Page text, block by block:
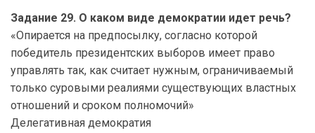
Задание 29. О каком виде демократии идет речь?
«Опирается на предпосылку, согласно которой
победитель президентских выборов имеет право
управлять так, как считает нужным, ограничиваемый
только суровыми реалиями существующих властных
отношений и сроком полномочий»
Делегативная демократия